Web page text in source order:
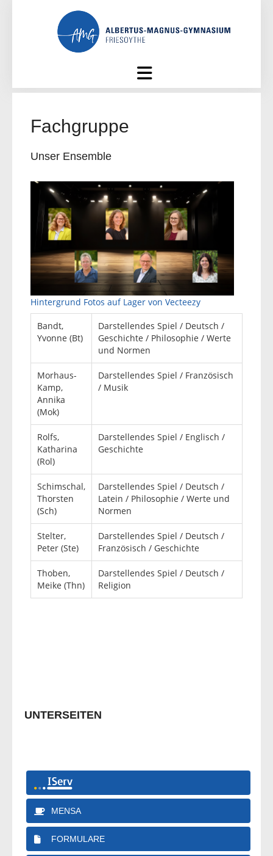
Fachgruppe
Unser Ensemble
Hintergrund Fotos auf Lager von Vecteezy
Bandt,
Yvonne (Bt)
Darstellendes Spiel / Deutsch /
Geschichte / Philosophie / Werte
und Normen
Morhaus-
Kamp,
Annika
(Mok)
Darstellendes Spiel / Französisch
/ Musik
Rolfs,
Katharina
(Rol)
Darstellendes Spiel / Englisch /
Geschichte
Schimschal,
Thorsten
(Sch)
Darstellendes Spiel / Deutsch /
Latein / Philosophie / Werte und
Normen
Stelter,
Peter (Ste)
Darstellendes Spiel / Deutsch /
Französisch / Geschichte
Thoben,
Meike (Thn)
Darstellendes Spiel / Deutsch /
Religion
UNTERSEITEN
MENSA
FORMULARE